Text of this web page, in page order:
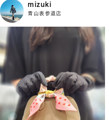
mizuki
青山表参道店